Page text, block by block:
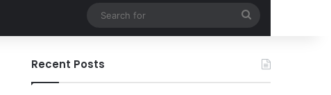
for
Recent Posts